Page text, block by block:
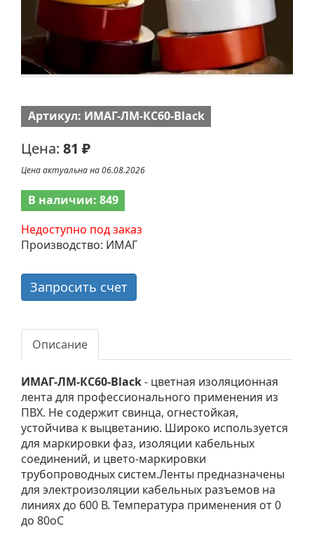
Артикул: ИМАГ-ЛМ-КС60-Black
Цена: 81 ₽
Цена актуальна на 06.08.2026
В наличии: 849
Недоступно под заказ
Производство: ИМАГ
Запросить счет
Описание
ИМАГ-ЛМ-КС60-Black- цветная изоляционная
лента для профессионального применения из
ПВХ. Не содержит свинца, огнестойкая,
устойчива к выцветанию. Широко используется
для маркировки фаз, изоляции кабельных
соединений, и цвето-маркировки
трубопроводных систем.Ленты предназначены
для электроизоляции кабельных разъемов на
линиях до 600 В. Температура применения от 0
до 80оС